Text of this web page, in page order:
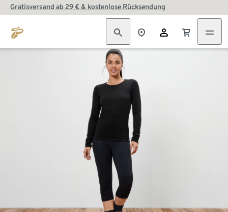
Gratisversand ab 29 € & kostenlose Rücksendung